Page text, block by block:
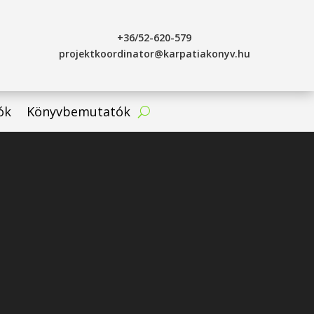
+36/52-620-579
projektkoordinator@karpatiakonyv.hu
Könyvbemutatók